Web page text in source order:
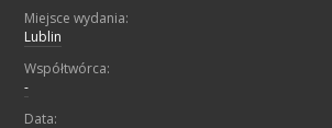
Miejsce wydania:
Lublin
Współtwórca:
-
Data: